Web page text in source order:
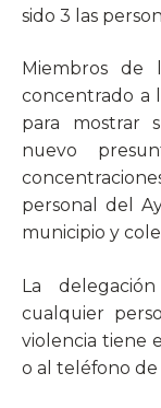
sido 3 las
Miembros de
concentrado a
para mostrar
nuevo
personal del
municipio y
La
cualquier
violencia tiene
o al teléfono de